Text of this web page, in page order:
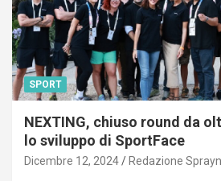
SPORT
NEXTING, chiuso round da
lo sviluppo di SportFace
Dicembre 12, 2024 Redazione